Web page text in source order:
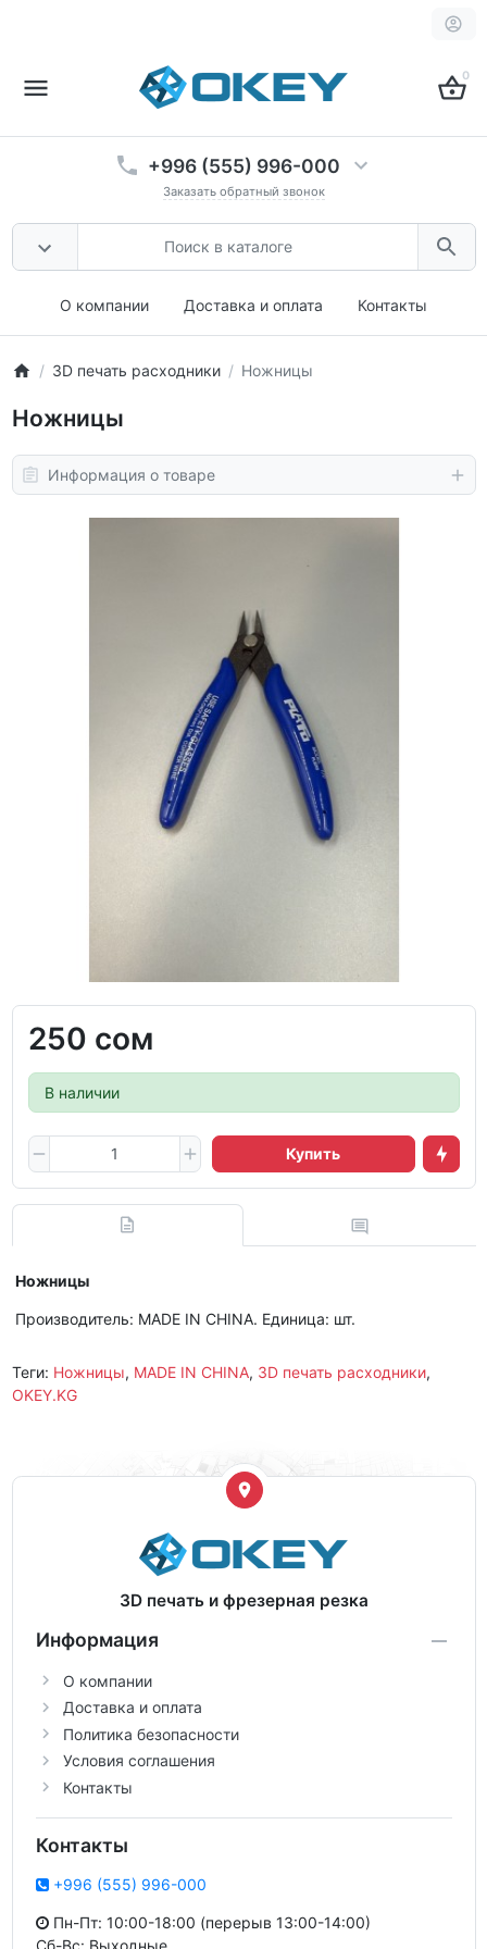
0
+996 (555) 996-000
Заказать обратный звонок
О компании Доставка и оплата Контакты
3D печать расходники Ножницы
Ножницы
Информация о товаре
250 сом
В наличии
Купить
Ножницы
Производитель: MADE IN CHINA. Единица: шт.
Теги: Ножницы, MADE IN CHINA, 3D печать расходники,
OKEY.KG
3D печать и фрезерная резка
Информация
О компании
Доставка и оплата
Политика безопасности
Условия соглашения
Контакты
Контакты
+996 (555) 996-000
Пн-Пт: 10:00-18:00 (перерыв 13:00-14:00)